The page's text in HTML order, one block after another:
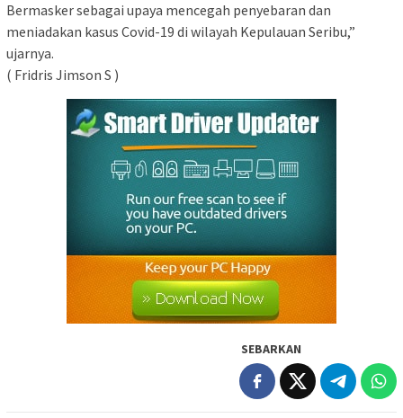
Bermasker sebagai upaya mencegah penyebaran dan
meniadakan kasus Covid-19 di wilayah Kepulauan Seribu,”
ujarnya.
( Fridris Jimson S )
SEBARKAN